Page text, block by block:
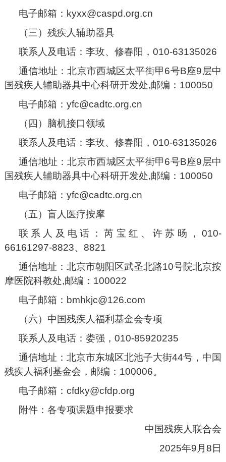
电子邮箱：kyxx@caspd.org.cn
（三）残疾人辅助器具
联系人及电话：李玫、修春阳，010-63135026
通信地址：北京市西城区太平街甲6号B座9层中
国残疾人辅助器具中心科研开发处,邮编：100050
电子邮箱：yfc@cadtc.org.cn
（四）脑机接口领域
联系人及电话：李玫、修春阳，010-63135026
通信地址：北京市西城区太平街甲6号B座9层中
国残疾人辅助器具中心科研开发处,邮编：100050
电子邮箱：yfc@cadtc.org.cn
（五）盲人医疗按摩
联系人及电话：芮宝红、许苏旸，010-
66161297-8823、8821
通信地址：北京市朝阳区武圣北路10号院北京按
摩医院科教处,邮编：100022
电子邮箱：bmhkjc@126.com
（六）中国残疾人福利基金会专项
联系人及电话：娄强，010-85920235
通信地址：北京市东城区北池子大街44号，中国
残疾人福利基金会，邮编：100006。
电子邮箱：cfdky@cfdp.org
附件： 各专项课题申报要求
中国残疾人联合会
2025年9月8日